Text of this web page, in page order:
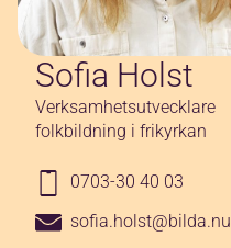
Sofia Holst
Verksamhetsutvecklare
folkbildning i frikyrkan
0703-30 40 03
sofia.holst@bilda.nu